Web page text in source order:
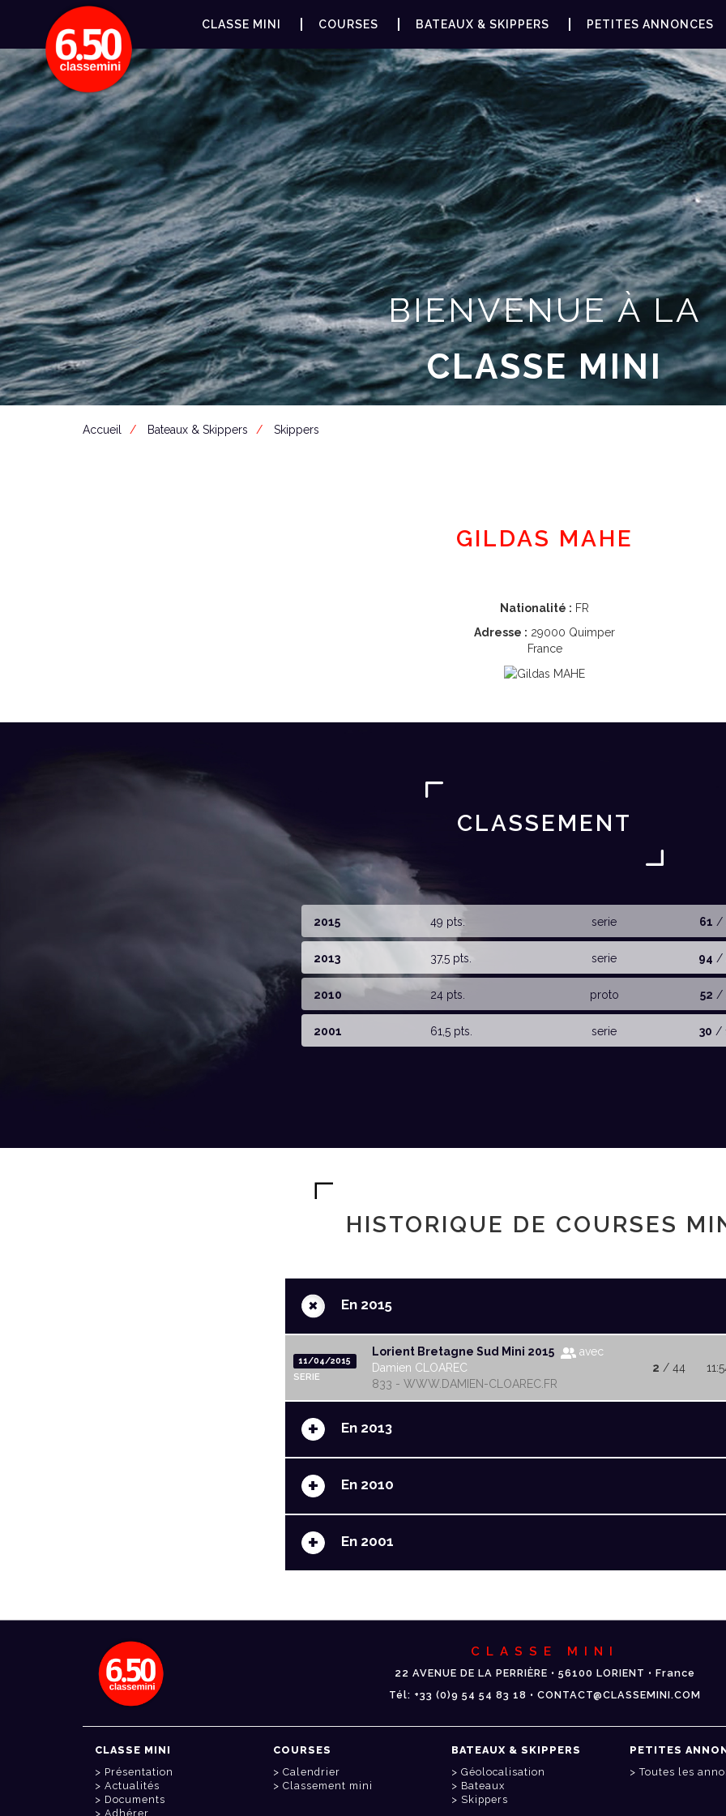
CLASSE MINI COURSES BATEAUX & SKIPPERS PETITES ANNONCES
BIENVENUE À LA
CLASSE MINI
Accueil Bateaux & Skippers Skippers
GILDAS MAHE
Nationalité : FR
Adresse : 29000 Quimper
France
CLASSEMENT
2015 49 pts. serie 61 /
2013 37,5 pts. serie 94 /
2010 24 pts. proto 52 /
2001 61,5 pts. serie 30 /
HISTORIQUE DE COURSES
+ En 2015
11/04/2015
SERIE
Lorient Bretagne Sud Mini 2015
avec
Damien CLOAREC
833 - WWW.DAMIEN-CLOAREC.FR
2 / 44
+ En 2013
+ En 2010
+ En 2001
CLASSE MINI
22 AVENUE DE LA PERRIÈRE • 56100 LORIENT • France
Tél: +33 (0)9 54 54 83 18 • CONTACT@CLASSEMINI.COM
CLASSE MINI
Présentation
Actualités
Documents
Adhérer
COURSES
Calendrier
Classement mini
BATEAUX & SKIPPERS
Géolocalisation
Bateaux
Skippers
PETITES
Toutes les